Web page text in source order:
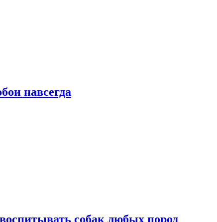
навсегда
собак любых пород